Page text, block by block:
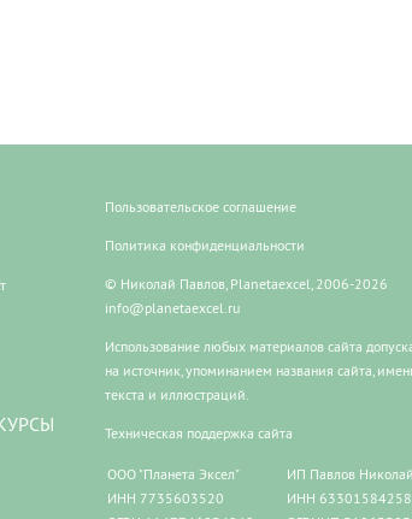
Пользовательское соглашение
Политика конфиденциальности
© Николай Павлов, Planetaexcel, 2006-2026
info@planetaexcel.ru
Использование любых материалов сайта
на источник, упоминанием названия сайта,
текста и иллюстраций.
Техническая поддержка сайта
ООО "Планета Эксел"
ИНН 7735603520
ИП Павлов Николай
ИНН